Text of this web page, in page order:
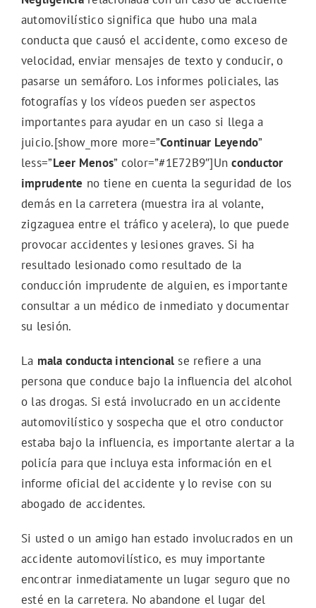
automovilístico significa que hubo una mala
conducta que causó el accidente, como exceso de
velocidad, enviar mensajes de texto y conducir, o
pasarse un semáforo. Los informes policiales, las
fotografías y los vídeos pueden ser aspectos
importantes para ayudar en un caso si llega a
juicio.[show_more more=”Continuar Leyendo”
less=”Leer Menos” color=”#1E72B9″]Unconductor
imprudente no tiene en cuenta la seguridad de los
demás en la carretera (muestra ira al volante,
zigzaguea entre el tráfico y acelera), lo que puede
provocar accidentes y lesiones graves. Si ha
resultado lesionado como resultado de la
conducción imprudente de alguien, es importante
consultar a un médico de inmediato y documentar
su lesión.
La mala conducta intencional se refiere a una
persona que conduce bajo la influencia del alcohol
o las drogas. Si está involucrado en un accidente
automovilístico y sospecha que el otro conductor
estaba bajo la influencia, es importante alertar a la
policía para que incluya esta información en el
informe oficial del accidente y lo revise con su
abogado de accidentes.
Si usted o un amigo han estado involucrados en un
accidente automovilístico, es muy importante
encontrar inmediatamente un lugar seguro que no
esté en la carretera. No abandone el lugar del